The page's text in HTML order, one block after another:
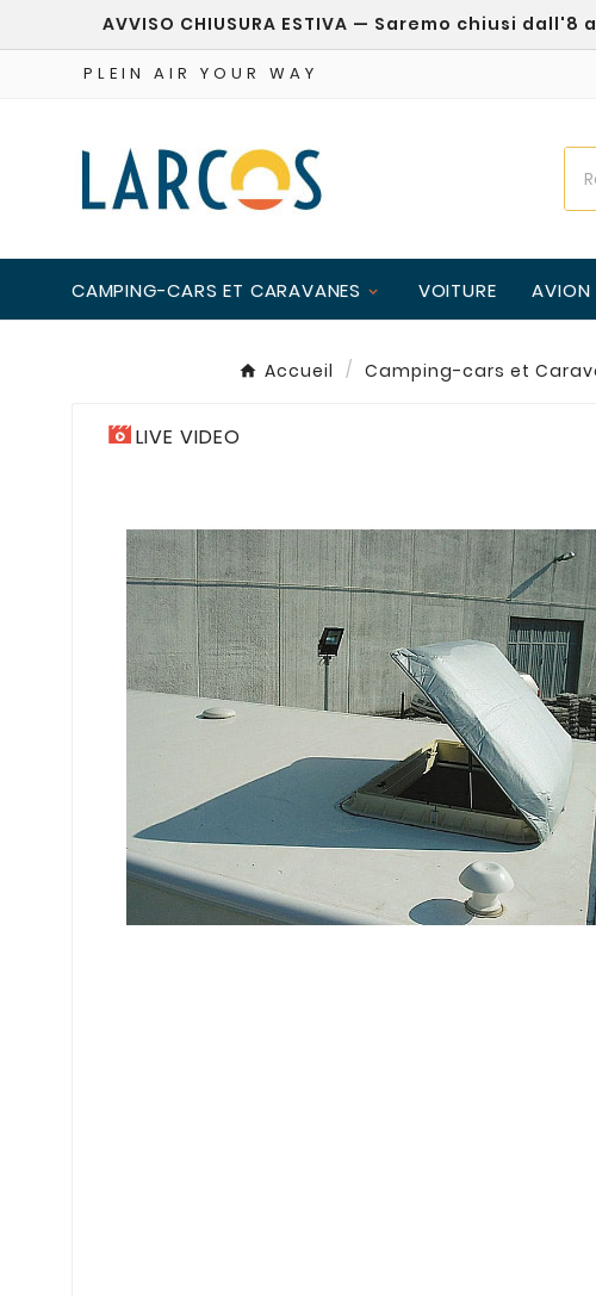
AVVISO CHIUSURA ESTIVA — Saremo chiusi
PLEIN AIR YOUR WAY
CAMPING-CARS ET CARAVANES VOITURE AVION
Accueil Camping-cars et
LIVE VIDEO